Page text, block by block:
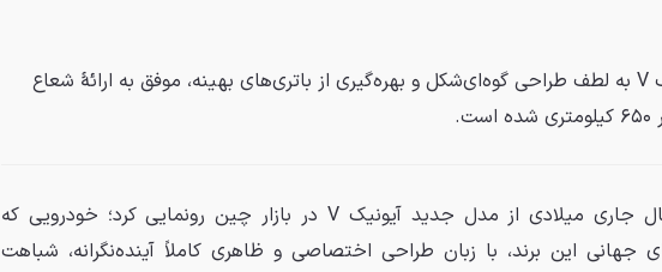
هیوندای آیونیک V به لطف طراحی گوه‌ای‌شکل و بهره‌گیری از باتری‌های بهینه، موفق به ارائهٔ شعاع
در سال جاری میلادی از مدل جدید آیونیک V در بازار چین رونمایی کرد؛ خودرویی که
جهانی این برند، با زبان طراحی اختصاصی و ظاهری کاملاً آینده‌نگرانه، شباهت